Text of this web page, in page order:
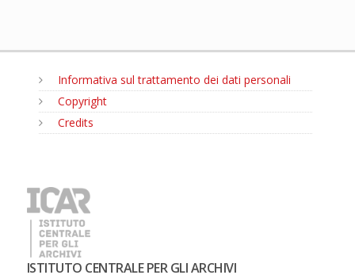
Informativa sul trattamento dei dati personali
Copyright
Credits
ISTITUTO CENTRALE PER GLI ARCHIVI